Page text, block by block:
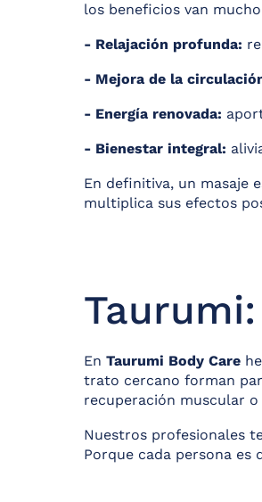
los beneficios van
- Relajación profunda:
- Mejora de la
- Energía renovada:
- Bienestar integral:
En definitiva, un masaje
multiplica sus efectos
En Taurumi Body Care
trato cercano forman
recuperación muscular
Nuestros profesionales
Porque cada persona es